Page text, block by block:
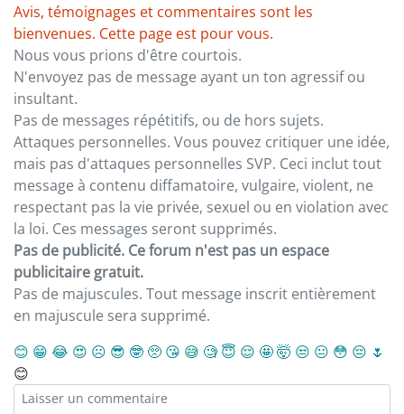
Avis, témoignages et commentaires sont les
bienvenues. Cette page est pour vous.
Nous vous prions d'être courtois.
N'envoyez pas de message ayant un ton agressif ou
insultant.
Pas de messages répétitifs, ou de hors sujets.
Attaques personnelles. Vous pouvez critiquer une idée,
mais pas d'attaques personnelles SVP. Ceci inclut tout
message à contenu diffamatoire, vulgaire, violent, ne
respectant pas la vie privée, sexuel ou en violation avec
la loi. Ces messages seront supprimés.
Pas de publicité. Ce forum n'est pas un espace
publicitaire gratuit.
Pas de majuscules. Tout message inscrit entièrement
en majuscule sera supprimé.
😊 😁 😂 😍 ☹️ 😎 🤓 🥺 😘 😅 🧐 😇 😌 🤩🤯 😒 😐 😳 😔 🌷
😊